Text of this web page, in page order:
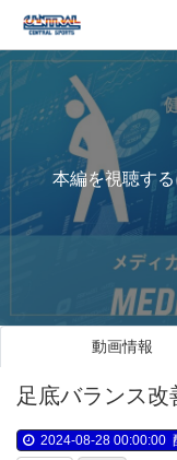
本編を視聴す
動画情報
足底バランス改
2024-08-28 00:00:00